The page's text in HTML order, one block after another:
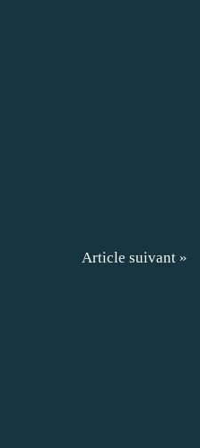
Article suivant »